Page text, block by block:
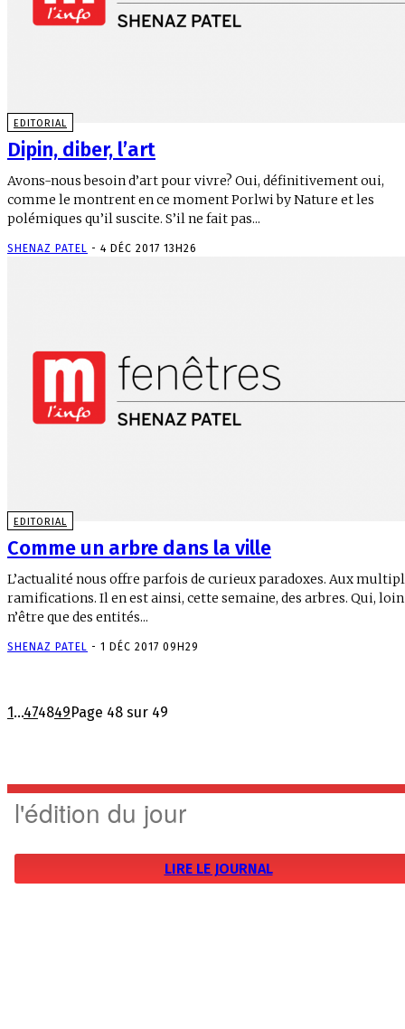
EDITORIAL
Dipin, diber, l’art
Avons-nous besoin d’art pour vivre? Oui, définitivement oui,
comme le montrent en ce moment Porlwi by Nature et les
polémiques qu’il suscite. S’il ne fait pas...
SHENAZ PATEL - 4 DÉC 2017 13H26
EDITORIAL
Comme un arbre dans la ville
L’actualité nous offre parfois de curieux paradoxes. Aux
ramifications. Il en est ainsi, cette semaine, des arbres. Qui, loin
n’être que des entités...
SHENAZ PATEL - 1 DÉC 2017 09H29
1...474849Page 48 sur 49
l'édition du jour
LIRE LE JOURNAL